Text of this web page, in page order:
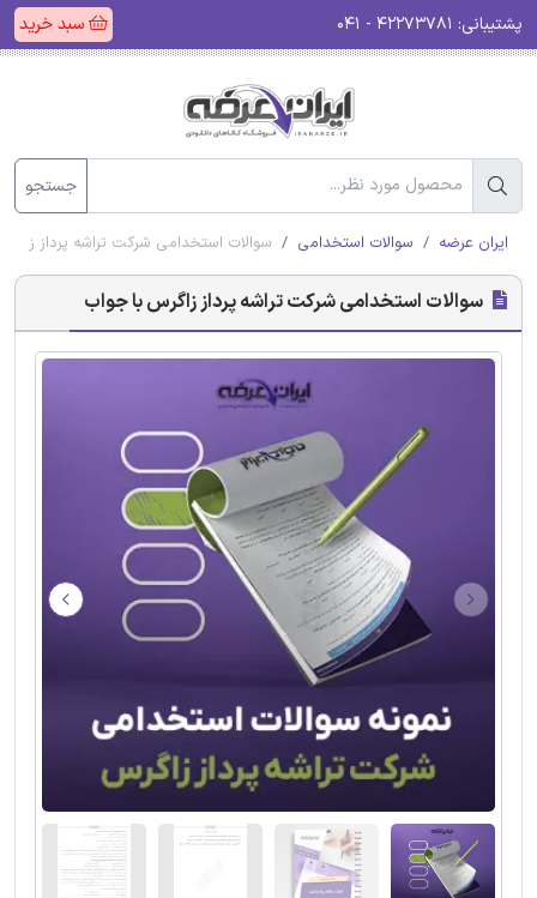
پشتیبانی: سبد خرید
جستجو
ایران عرضه سوالات استخدامی سوالات استخدامی شرکت تراشه پرداز
سوالات استخدامی شرکت تراشه پرداز زاگرس با جواب